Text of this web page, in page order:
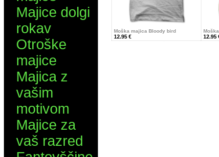
Majice dolgi
rokav
Otroške
majice
Majica z
vašim
motivom
Majice za
vaš razred
Moška majica Bloody bird
12.95 € 12.95